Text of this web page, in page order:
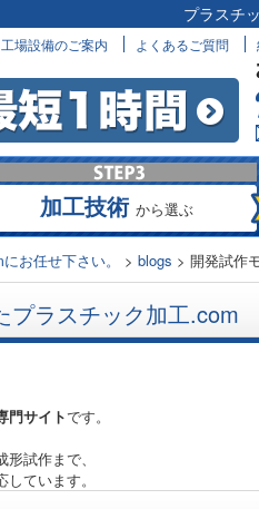
プラスチ
へ
工場設備のご案内 よくあるご質問
加工技術 から選ぶ
お任せ下さい。 > blogs > 開発試作
プラスチック加工.com
門サイトです。
試作まで、
ています。